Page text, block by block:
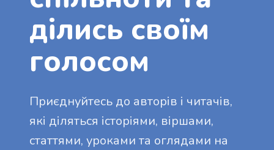
ділись своїм
голосом
Приєднуйтесь до авторів і читачів,
які діляться історіями, віршами,
статтями, уроками та оглядами на